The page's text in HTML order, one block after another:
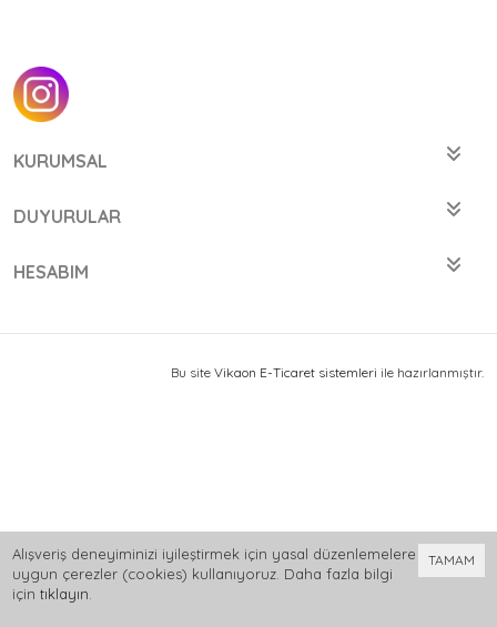
KURUMSAL
DUYURULAR
HESABIM
Bu site Vikaon E-Ticaret sistemleri ile hazırlanmıştır.
TAMAM
Alışveriş deneyiminizi iyileştirmek için yasal düzenlemelere
uygun çerezler (cookies) kullanıyoruz. Daha fazla bilgi
için tıklayın